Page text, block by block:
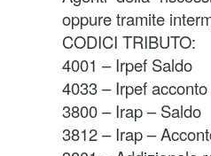
oppure tramite
CODICI TRIBUTO:
4001 – Irpef Saldo
4033 – Irpef
3800 – Irap – Saldo
3812 – Irap –